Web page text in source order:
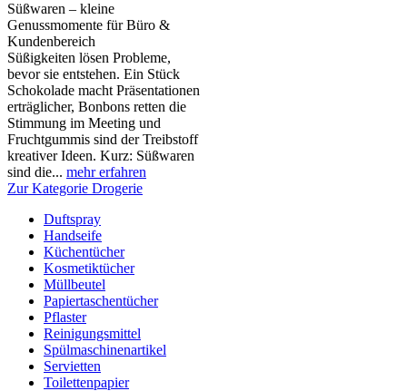
Süßwaren – kleine
Genussmomente für Büro &
Kundenbereich
Süßigkeiten lösen Probleme,
bevor sie entstehen. Ein Stück
Schokolade macht Präsentationen
erträglicher, Bonbons retten die
Stimmung im Meeting und
Fruchtgummis sind der Treibstoff
kreativer Ideen. Kurz: Süßwaren
sind die... mehr erfahren
Zur Kategorie Drogerie
Duftspray
Handseife
Küchentücher
Kosmetiktücher
Müllbeutel
Papiertaschentücher
Pflaster
Reinigungsmittel
Spülmaschinenartikel
Servietten
Toilettenpapier